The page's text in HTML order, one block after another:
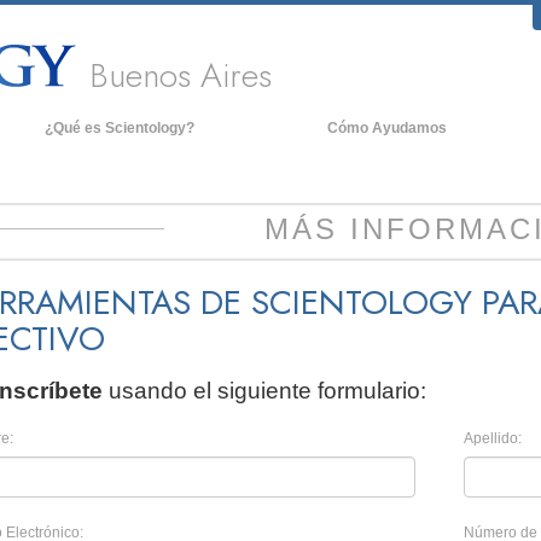
Buenos Aires
¿Qué es Scientology?
a un Scientologist
de una Iglesia
Principios Básicos de Scientology
Cómo Ayudamos
MÁS
DE SCIENTOLOGY
usando el siguiente formulario:
Apellido:
Electrónico: Número